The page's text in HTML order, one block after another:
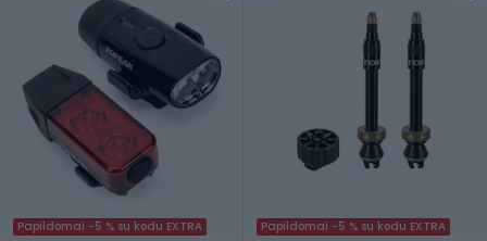
Papildomai -5 % su kodu EXTRA Papildomai -5 % su kodu EXTRA